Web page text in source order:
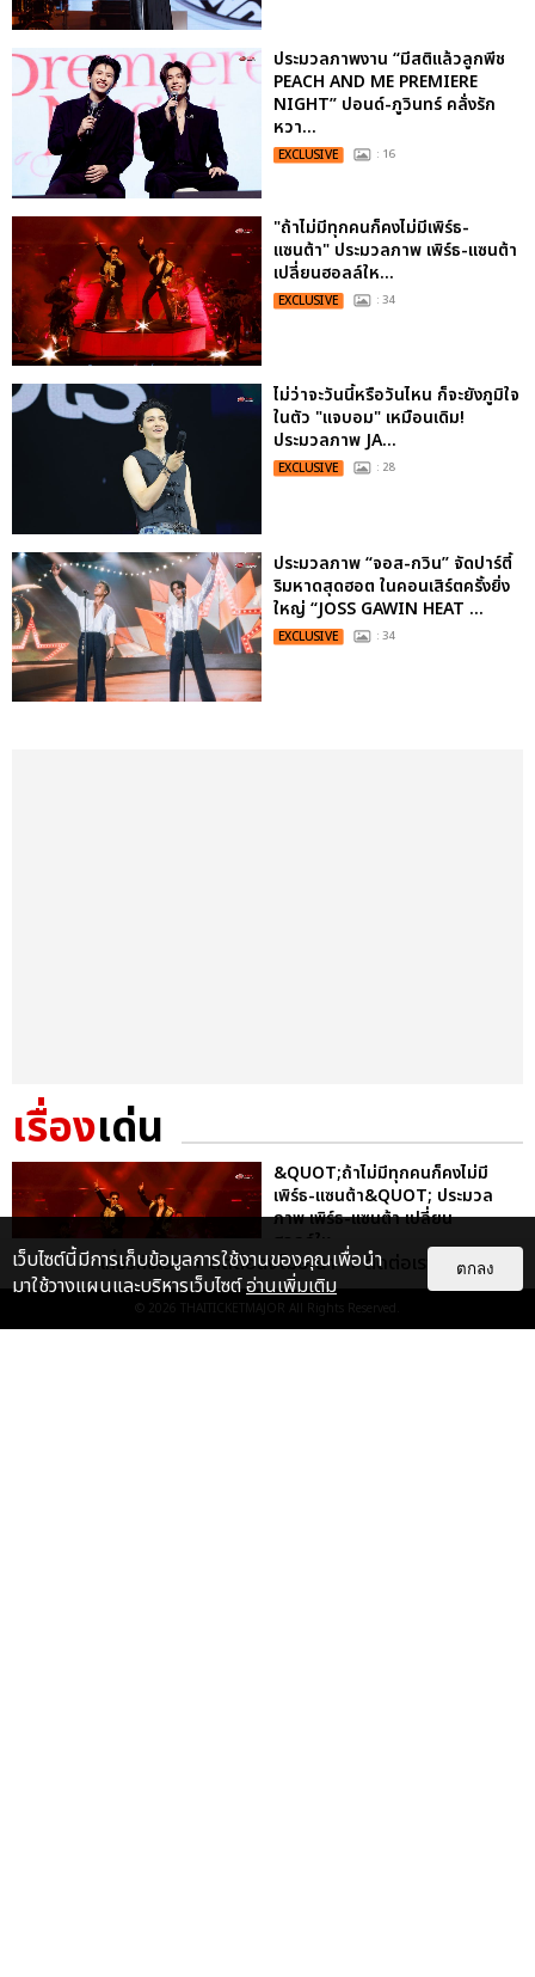
ประมวลภาพงาน “มีสติแล้วลูกพีช
PEACH AND ME PREMIERE
NIGHT” ปอนด์-ภูวินทร์ คลั่งรัก
หวา...
EXCLUSIVE : 16
"ถ้าไม่มีทุกคนก็คงไม่มีเพิร์ธ-
แซนต้า" ประมวลภาพ เพิร์ธ-แซนต้า
เปลี่ยนฮอลล์ให...
EXCLUSIVE : 34
ไม่ว่าจะวันนี้หรือวันไหน ก็จะยังภูมิใจ
ในตัว "แจบอม" เหมือนเดิม!
ประมวลภาพ JA...
EXCLUSIVE : 28
ประมวลภาพ “จอส-กวิน” จัดปาร์ตี้
ริมหาดสุดฮอต ในคอนเสิร์ตครั้งยิ่ง
ใหญ่ “JOSS GAWIN HEAT ...
EXCLUSIVE : 34
เรื่องเด่น
&QUOT;ถ้าไม่มีทุกคนก็คงไม่มี
เพิร์ธ-แซนต้า&QUOT; ประมวล
ภาพ เพิร์ธ-แซนต้า เปลี่ยน
ฮอลล์ให...
EXCLUSIVE : 34
เกี่ยวกับเรา ติดต่อลงโฆษณา ติดต่อเรา
© 2026 THAITICKETMAJOR All Rights Reserved.
เว็บไซต์นี้มีการเก็บข้อมูลการใช้งานของคุณเพื่อนำ
มาใช้วางแผนและบริหารเว็บไซต์อ่านเพิ่มเติม
ตกลง